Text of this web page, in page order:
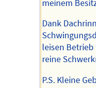
meinem
Dank
leisen
reine
P.S. Kleine